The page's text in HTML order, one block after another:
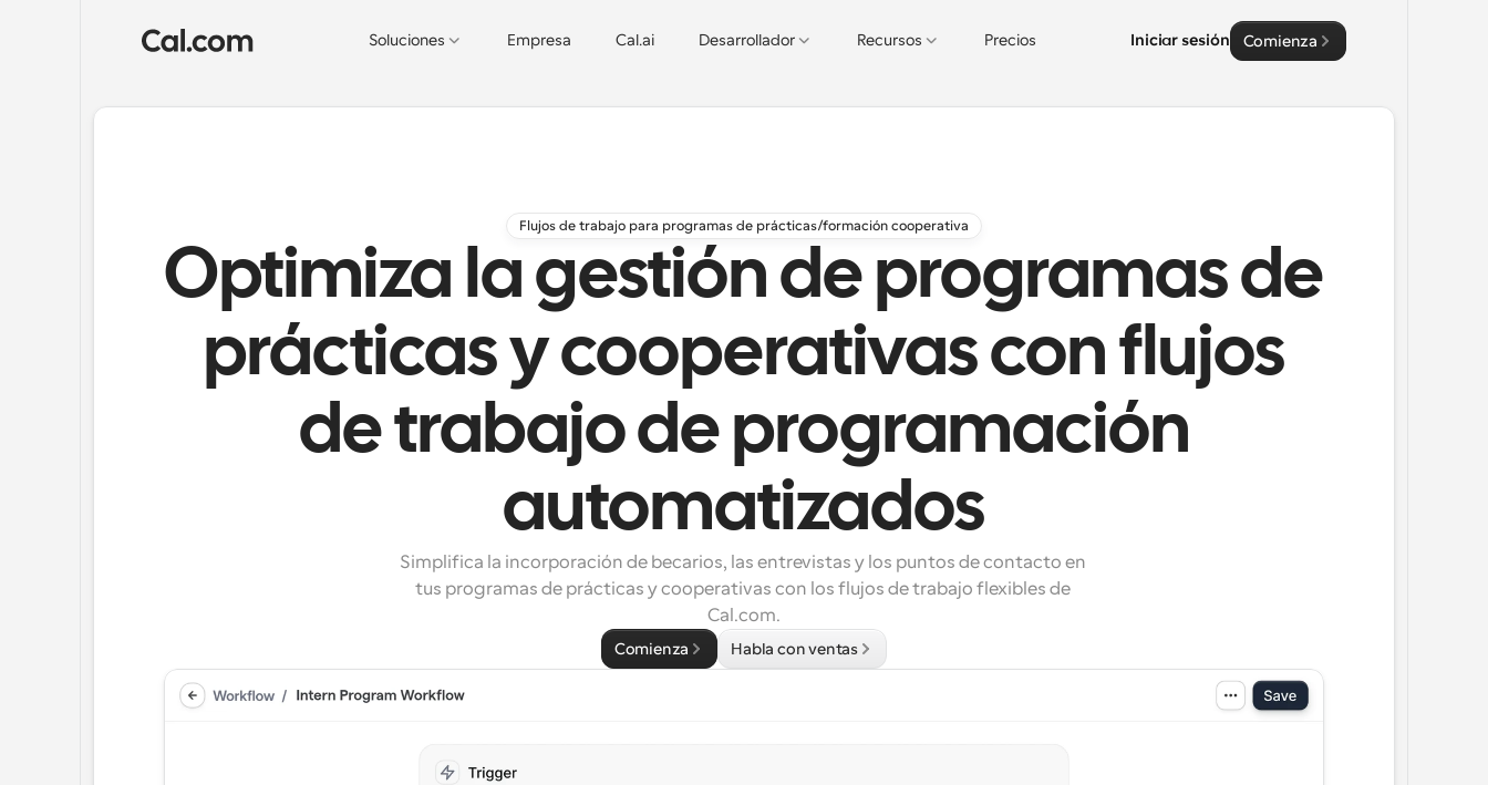
Soluciones Empresa Cal.ai Desarrollador Recursos Precios Iniciar sesión Comienza
Flujos de trabajo para programas de prácticas/formación cooperativa
Optimiza la gestión de programas de
prácticas y cooperativas con flujos
de trabajo de programación
automatizados
Simplifica la incorporación de becarios, las entrevistas y los puntos de contacto en
tus programas de prácticas y cooperativas con los flujos de trabajo flexibles de
Cal.com.
Comienza Habla con ventas